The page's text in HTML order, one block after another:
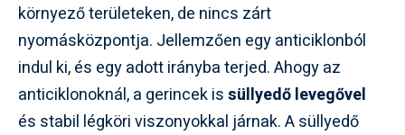
környező területeken, de nincs zárt
nyomásközpontja. Jellemzően egy anticiklonból
indul ki, és egy adott irányba terjed. Ahogy az
anticiklonoknál, a gerincek issüllyedő levegővel
és stabil légköri viszonyokkal járnak. A süllyedő